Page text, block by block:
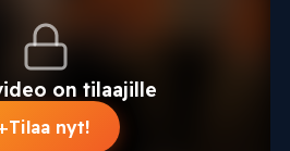
on tilaajille
Tilaa nyt!